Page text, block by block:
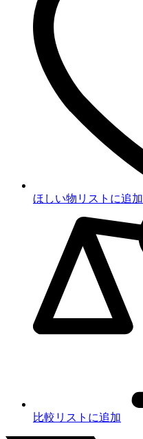
ほしい物リストに追加
比較リストに追加